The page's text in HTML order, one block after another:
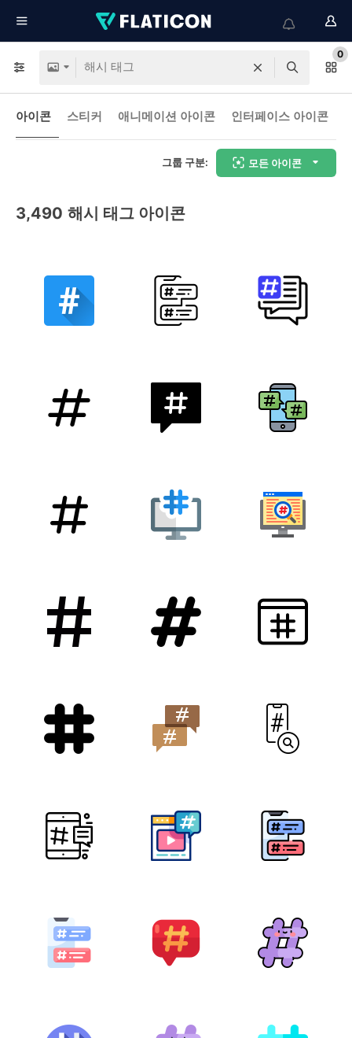
0
아이콘 스티커 애니메이션 아이콘 인터페이스 아이콘
그룹 구분: 모든 아이콘
3,490 해시 태그 아이콘